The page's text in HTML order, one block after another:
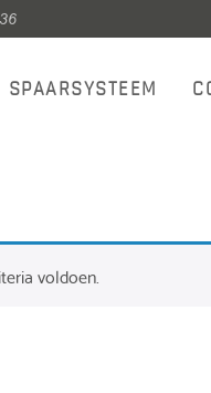
SPAARSYSTEEM
voldoen.